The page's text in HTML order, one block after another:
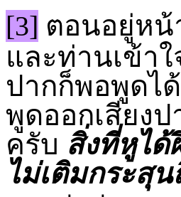
[3] ตอนอยู่หน้
และท่านเข้า
ปากก็พอพูดไ
พูดออกเสียงป
ครับ สิ่งที่หูได้
ไม่เติมกระสุ